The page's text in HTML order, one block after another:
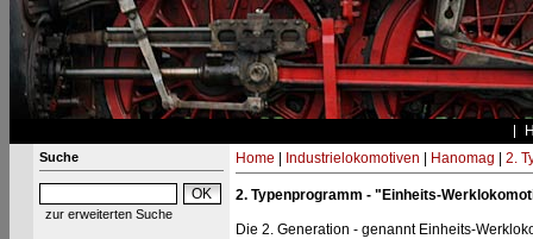
Suche
zur erweiterten Suche
Home Industrielokomotiven Hanomag 2.
2. Typenprogramm - "Einheits-
Die 2. Generation - genannt Einheits-